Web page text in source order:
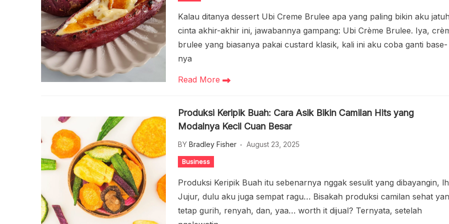
Kalau ditanya dessert Ubi Creme Brulee apa yang paling bikin aku jatuh
cinta akhir-akhir ini, jawabannya gampang: Ubi Crème Brulee. Iya,
brulee yang biasanya pakai custard klasik, kali ini aku coba ganti base-
nya
Read More
Produksi Keripik Buah: Cara Asik Bikin Camilan Hits yang
Modalnya Kecil Cuan Besar
BY Bradley Fisher August 23, 2025
Business
Produksi Keripik Buah itu sebenarnya nggak sesulit yang dibayangin,
Jujur, dulu aku juga sempat ragu… Bisakah produksi camilan sehat
tetap gurih, renyah, dan, yaa… worth it dijual? Ternyata, setelah